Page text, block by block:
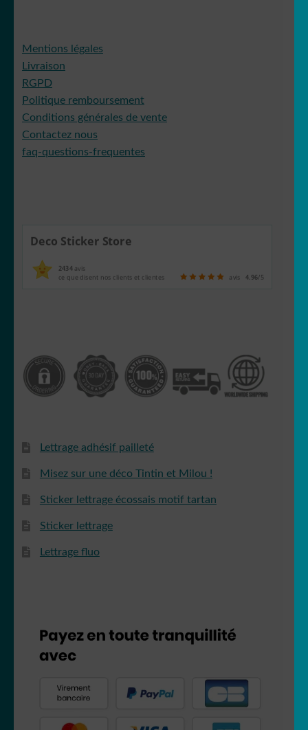
Mentions légales
Livraison
RGPD
Politique remboursement
Conditions générales de vente
Contactez nous
faq-questions-frequentes
Deco Sticker Store
2434avis
ce que disent nos clients et clientes avis 4.96/5
Lettrage adhésif pailleté
Misez sur une déco Tintin et Milou !
Sticker lettrage écossais motif tartan
Sticker lettrage
Lettrage fluo